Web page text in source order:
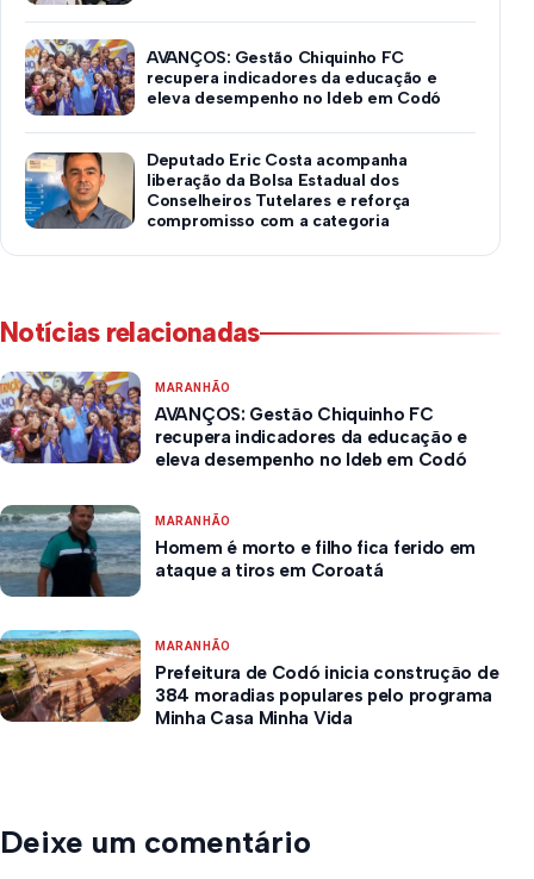
AVANÇOS: Gestão Chiquinho FC
recupera indicadores da educação e
eleva desempenho no Ideb em Codó
Deputado Eric Costa acompanha
liberação da Bolsa Estadual dos
Conselheiros Tutelares e reforça
compromisso com a categoria
Notícias relacionadas
MARANHÃO
AVANÇOS: Gestão Chiquinho FC
recupera indicadores da educação e
eleva desempenho no Ideb em Codó
MARANHÃO
Homem é morto e filho fica ferido em
ataque a tiros em Coroatá
MARANHÃO
Prefeitura de Codó inicia construção de
384 moradias populares pelo programa
Minha Casa Minha Vida
Deixe um comentário